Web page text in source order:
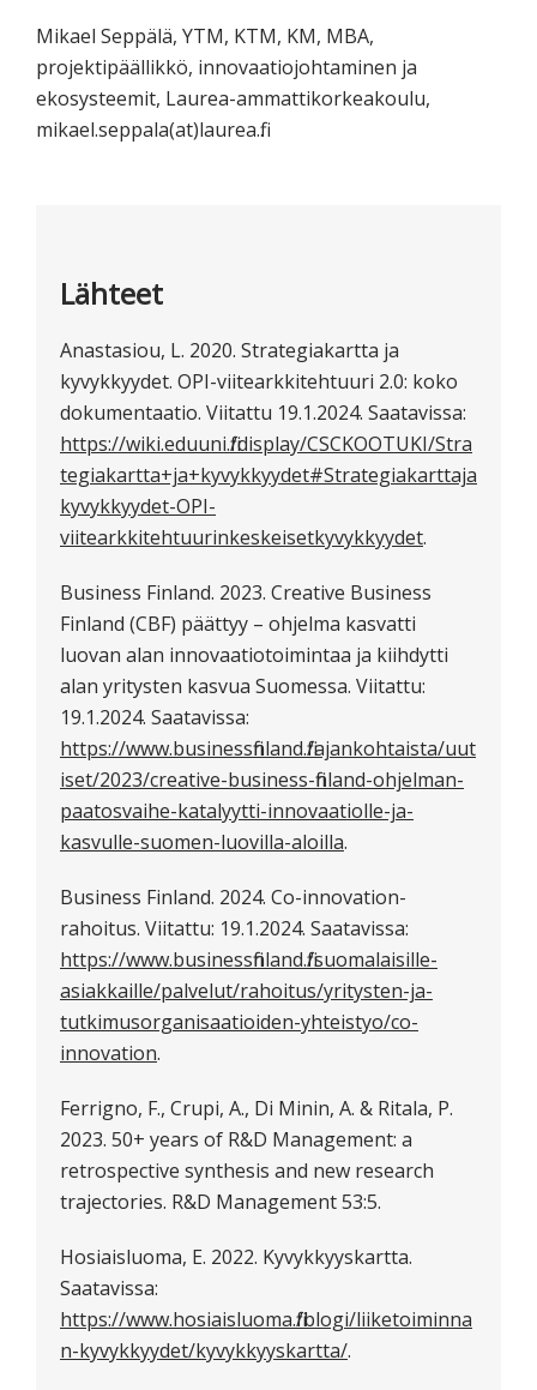
Mikael Seppälä, YTM, KTM, KM, MBA,
projektipäällikkö, innovaatiojohtaminen ja
ekosysteemit, Laurea-ammattikorkeakoulu,
mikael.seppala(at)laurea.fi.
Lähteet
Anastasiou, L. 2020. Strategiakartta ja
kyvykkyydet. OPI-viitearkkitehtuuri 2.0: koko
dokumentaatio. Viitattu 19.1.2024. Saatavissa:
https://wiki.eduuni.fi/display/CSCKOOTUKI/Stra
tegiakartta+ja+kyvykkyydet#Strategiakarttaja
kyvykkyydet-OPI-
viitearkkitehtuurinkeskeisetkyvykkyydet.
Business Finland. 2023. Creative Business
Finland (CBF) päättyy – ohjelma kasvatti
luovan alan innovaatiotoimintaa ja kiihdytti
alan yritysten kasvua Suomessa. Viitattu:
19.1.2024. Saatavissa:
https://www.businessfinland.fi/ajankohtaista/uut
iset/2023/creative-business-finland-ohjelman-
paatosvaihe-katalyytti-innovaatiolle-ja-
kasvulle-suomen-luovilla-aloilla.
Business Finland. 2024. Co-innovation-
rahoitus. Viitattu: 19.1.2024. Saatavissa:
https://www.businessfinland.fi/suomalaisille-
asiakkaille/palvelut/rahoitus/yritysten-ja-
tutkimusorganisaatioiden-yhteistyo/co-
innovation.
Ferrigno, F., Crupi, A., Di Minin, A. & Ritala, P.
2023. 50+ years of R&D Management: a
retrospective synthesis and new research
trajectories. R&D Management 53:5.
Hosiaisluoma, E. 2022. Kyvykkyyskartta.
Saatavissa:
https://www.hosiaisluoma.fi/blogi/liiketoiminna
n-kyvykkyydet/kyvykkyyskartta/.